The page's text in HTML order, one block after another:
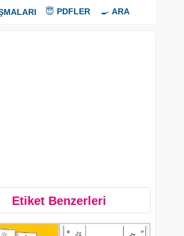
😇 PDFLER 🍳 ARA
Etiket Benzerleri